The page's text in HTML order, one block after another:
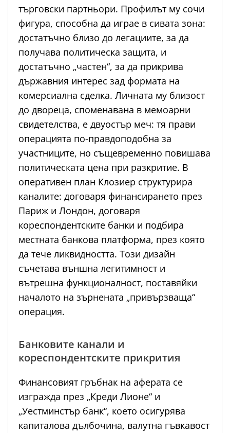
търговски партньори. Профилът му сочи
фигура, способна да играе в сивата зона:
достатъчно близо до легациите, за да
получава политическа защита, и
достатъчно „частен“, за да прикрива
държавния интерес зад формата на
комерсиална сделка. Личната му близост
до двореца, споменавана в мемоарни
свидетелства, е двуостър меч: тя прави
операцията по-правдоподобна за
участниците, но същевременно повишава
политическата цена при разкритие. В
оперативен план Клозиер структурира
каналите: договаря финансирането през
Париж и Лондон, договаря
кореспондентските банки и подбира
местната банкова платформа, през която
да тече ликвидността. Този дизайн
съчетава външна легитимност и
вътрешна функционалност, поставяйки
началото на зърнената „привързваща“
операция.
Банковите канали и
кореспондентските прикрития
Финансовият гръбнак на аферата се
изгражда през „Креди Лионе“ и
„Уестминстър банк“, което осигурява
капиталова дълбочина, валутна гъвкавост